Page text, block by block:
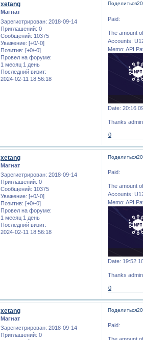
Поделиться
xetang
Магнат
Зарегистрирован: 2018-09-14
Приглашений: 0
Сообщений: 10375
Уважение: [+0/-0]
Позитив: [+0/-0]
Провел на форуме:
1 месяц 1 день
Последний визит:
2024-02-11 18:56:18
Paid:
The amount
Accounts:
Memo: API
Date: 20:16
Thanks admin
0
Поделиться
xetang
Магнат
Зарегистрирован: 2018-09-14
Приглашений: 0
Сообщений: 10375
Уважение: [+0/-0]
Позитив: [+0/-0]
Провел на форуме:
1 месяц 1 день
Последний визит:
2024-02-11 18:56:18
Paid:
The amount
Accounts:
Memo: API
Date: 19:52
Thanks admin
0
Поделиться
xetang
Магнат
Зарегистрирован: 2018-09-14
Приглашений: 0
Paid: